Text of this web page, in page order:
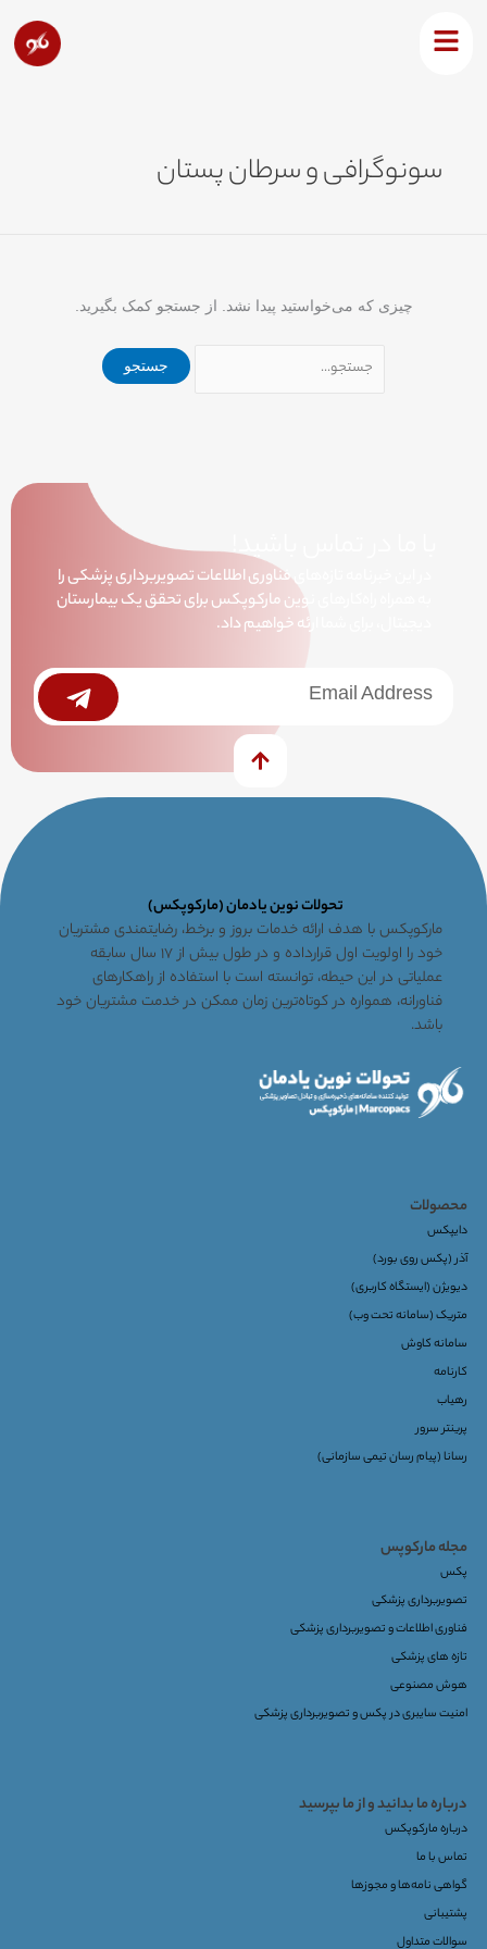
سونوگرافی و سرطان پستان
چیزی که می‌خواستید پیدا نشد. از جستجو کمک بگیرید.
با ما در تماس باشید!
در این خبرنامه تازه‌های فناوری اطلاعات تصویربرداری پزشکی را
به همراه راه‌کارهای نوین مارکوپکس برای تحقق یک بیمارستان
دیجیتال، برای شما ارئه خواهیم داد.
خبرنامه Submit
تحولات نوین یادمان (مارکوپکس)
مارکوپکس با هدف ارائه خدمات بروز و برخط، رضایتمندی مشتریان
خود را اولویت اول قرارداده و در طول بیش از ۱۷ سال سابقه
عملیاتی در این حیطه، توانسته است با استفاده از راهکارهای
فناورانه، همواره در کوتاه‌ترین زمان ممکن در خدمت مشتریان خود
باشد.
محصولات
دایپکس
آذر (پکس روی بورد)
دیویژن (ایستگاه کاربری)
متریک (سامانه تحت وب)
سامانه کاوش
کارنامه
رهیاب
پرینتر سرور
رسانا (پیام رسان تیمی سازمانی)
مجله مارکوپس
پکس
تصویربرداری پزشکی
فناوری اطلاعات و تصویربرداری پزشکی
تازه های پزشکی
هوش مصنوعی
امنیت سایبری در پکس و تصویربرداری پزشکی
درباره ما بدانید و از ما بپرسید
درباره مارکوپکس
تماس با ما
گواهی نامه‌ها و مجوزها
پشتیبانی
سوالات متداول